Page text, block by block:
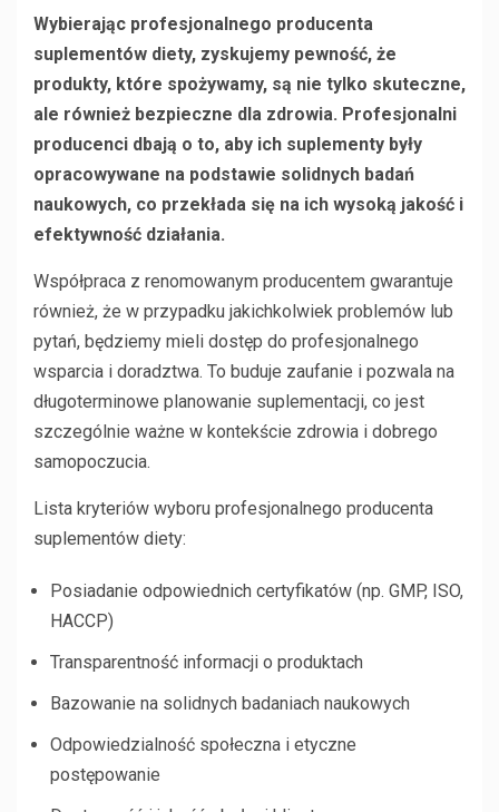
Wybierając profesjonalnego producenta
suplementów diety, zyskujemy pewność, że
produkty, które spożywamy, są nie tylko skuteczne,
ale również bezpieczne dla zdrowia. Profesjonalni
producenci dbają o to, aby ich suplementy były
opracowywane na podstawie solidnych badań
naukowych, co przekłada się na ich wysoką jakość i
efektywność działania.
Współpraca z renomowanym producentem gwarantuje
również, że w przypadku jakichkolwiek problemów lub
pytań, będziemy mieli dostęp do profesjonalnego
wsparcia i doradztwa. To buduje zaufanie i pozwala na
długoterminowe planowanie suplementacji, co jest
szczególnie ważne w kontekście zdrowia i dobrego
samopoczucia.
Lista kryteriów wyboru profesjonalnego producenta
suplementów diety:
Posiadanie odpowiednich certyfikatów (np. GMP, ISO,
HACCP)
Transparentność informacji o produktach
Bazowanie na solidnych badaniach naukowych
Odpowiedzialność społeczna i etyczne
postępowanie